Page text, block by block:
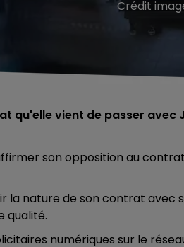
Crédit
qu'elle vient de passer avec
son opposition au
la nature de son contrat avec
qualité.
numériques sur le